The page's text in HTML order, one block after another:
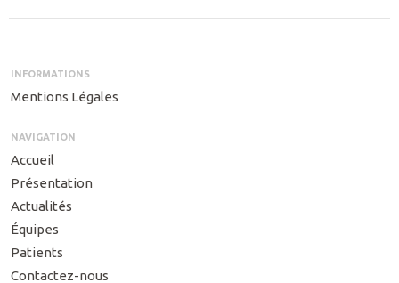
INFORMATIONS
Mentions Légales
NAVIGATION
Accueil
Présentation
Actualités
Équipes
Patients
Contactez-nous